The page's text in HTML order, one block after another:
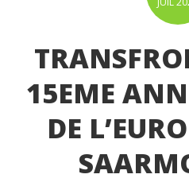
15EME
DE